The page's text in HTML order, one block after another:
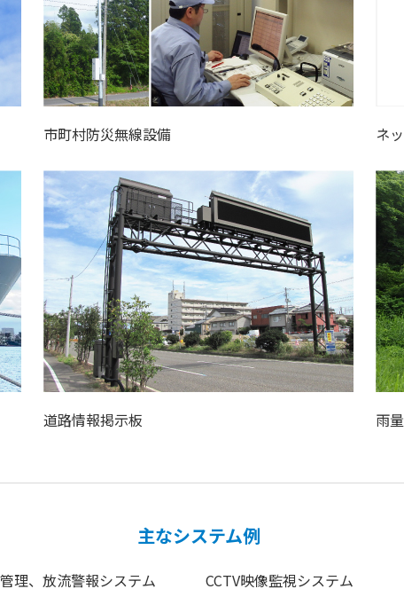
市町村防災無線設備 ネ
道路情報掲示板 雨
主なシステム例
理、放流警報システム CCTV映像監視システム